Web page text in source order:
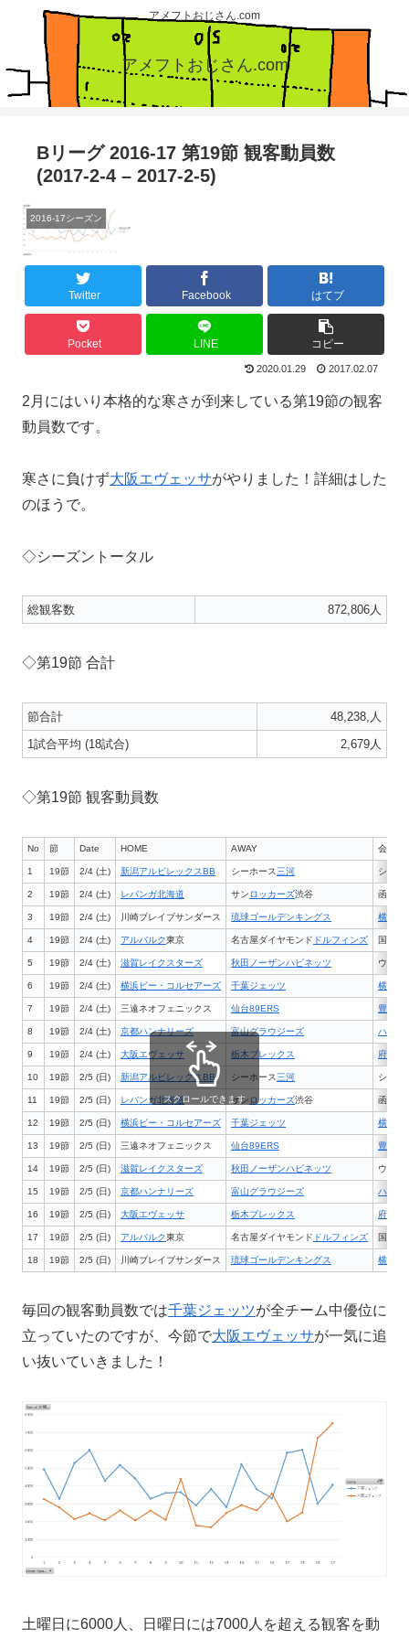
アメフトおじさん.com
アメフトおじさん.com
Bリーグ 2016-17 第19節 観客動員数
(2017-2-4 – 2017-2-5)
2016-17シーズン
Twitter Facebook はてブ
Pocket LINE コピー
2020.01.29 2017.02.07
2月にはいり本格的な寒さが到来している第19節の観客
動員数です。
寒さに負けず大阪エヴェッサがやりました！詳細はした
のほうで。
◇シーズントータル
総観客数 872,806人
◇第19節 合計
節合計
48,238,人
1試合平均 (18試合)
2,679人
◇第19節 観客動員数
No 節 Date HOME AWAY 会場
1 19節 2/4 (土) 新潟アルビレックスBB シーホース 三河 シティ
2 19節 2/4 (土) レバンガ北海道 サンロッカーズ渋谷 函館ア
3 19節 2/4 (土) 川崎ブレイブサンダース 琉球ゴールデンキングス 横須賀
4 19節 2/4 (土) アルバルク東京 名古屋ダイヤモンド ドルフィンズ 国立代
5 19節 2/4 (土) 滋賀レイクスターズ 秋田ノーザンハピネッツ ウカル
6 19節 2/4 (土) 横浜ビー・コルセアーズ 千葉ジェッツ 横浜国
7 19節 2/4 (土) 三遠ネオフェニックス 仙台89ERS 豊橋市
8 19節 2/4 (土) 京都ハンナリーズ 富山グラウジーズ ハンナ
9 19節 2/4 (土) 大阪エヴェッサ 栃木ブレックス 府民共
10 19節 2/5 (日) 新潟アルビレックスBB シーホース 三河 シティ
11 19節 2/5 (日) レバンガ北海道 サン ロッカーズ渋谷 函館ア
12 19節 2/5 (日) 横浜ビー・コルセアーズ 千葉ジェッツ 横浜国
13 19節 2/5 (日) 三遠ネオフェニックス 仙台89ERS 豊橋市
14 19節 2/5 (日) 滋賀レイクスターズ 秋田ノーザンハピネッツ ウカル
15 19節 2/5 (日) 京都ハンナリーズ 富山グラウジーズ ハンナ
16 19節 2/5 (日) 大阪エヴェッサ 栃木ブレックス 府民共
17 19節 2/5 (日) アルバルク東京 名古屋ダイヤモンド ドルフィンズ 国立代
18 19節 2/5 (日) 川崎ブレイブサンダース 琉球ゴールデンキングス 横須賀
スクロールできます
毎回の観客動員数では千葉ジェッツが全チーム中優位に
立っていたのですが、今節で大阪エヴェッサが一気に追
い抜いていきました！
土曜日に6000人、日曜日には7000人を超える観客を動